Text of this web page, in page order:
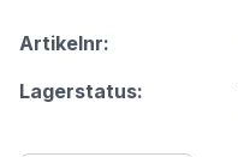
Artikelnr:
Lagerstatus: